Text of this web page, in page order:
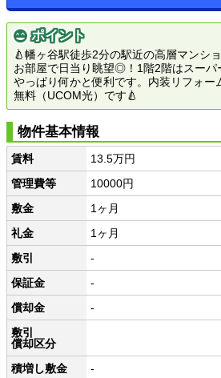
ポイント
🍐幡ヶ谷駅徒歩2分の駅近の高層マンシ
お部屋で日当り眺望◎！1階2階はスーパ
やっぱり何かと便利です。内装リフォー
無料（UCOM光）です🍐
物件基本情報
賃料
13.5万円
管理費等
10000円
敷金
1ヶ月
礼金
1ヶ月
敷引
-
保証金
-
償却金
-
敷引
償却区分
積増し敷金
-